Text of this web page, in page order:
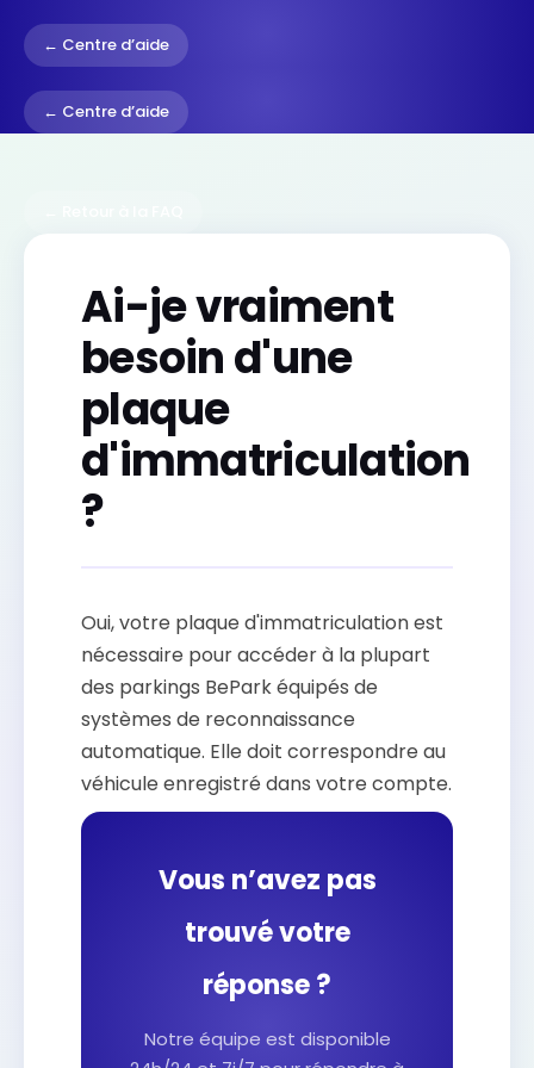
← Centre d’aide
← Centre d’aide
Ai-je vraiment
besoin d'une
plaque
d'immatriculation
?
Oui, votre plaque d'immatriculation est
nécessaire pour accéder à la plupart
des parkings BePark équipés de
systèmes de reconnaissance
automatique. Elle doit correspondre au
véhicule enregistré dans votre compte.
Vous n’avez pas
trouvé votre
réponse ?
Notre équipe est disponible